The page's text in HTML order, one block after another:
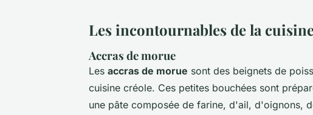
Les incontournables de la
Accras de morue
Les accras de morue sont des beignets de
cuisine créole. Ces petites bouchées sont
une pâte composée de farine, d'ail, d'oignons,